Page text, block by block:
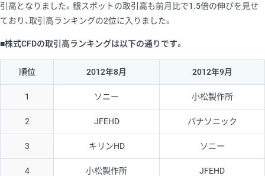
引高となりました。銀スポットの取引高も前月比で1.5倍の伸びを見せ
ており、取引高ランキングの2位に入りました。
■株式CFDの取引高ランキングは以下の通りです。
順位 2012年8月 2012年9月
1 ソニー 小松製作所
2 JFEHD パナソニック
3 キリンHD ソニー
4 小松製作所 JFEHD